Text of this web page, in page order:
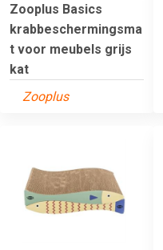
Zooplus Basics
krabbeschermingsma
t voor meubels grijs
kat
Zooplus